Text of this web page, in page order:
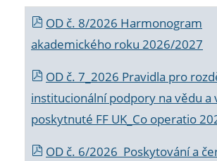
OD č. 8/2026 Harmonogram
akademického roku 2026/2027
OD č. 7_2026 Pravidla pro
institucionální podpory na vědu a
poskytnuté FF UK_Co operatio
OD č. 6/2026 Poskytování a